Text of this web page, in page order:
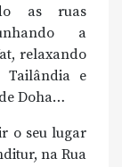
as ruas
a
relaxando
Tailândia e
Doha…
o seu lugar
na Rua